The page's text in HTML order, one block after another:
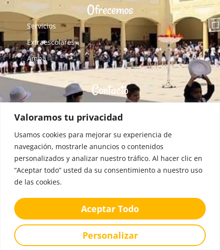
Valoramos tu privacidad
Usamos cookies para mejorar su experiencia de
navegación, mostrarle anuncios o contenidos
personalizados y analizar nuestro tráfico. Al hacer clic en
“Aceptar todo” usted da su consentimiento a nuestro uso
de las cookies.
Personalizar
Aceptar Todo
Ofrecemos
Servicios
Extraescolares
Ampa
Contacto
colegio@blancadecastilla.es
34001650@educa.jcyl.es
+34 979 706 552